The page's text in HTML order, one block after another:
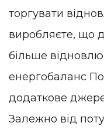
торгувати
виробляєте, що
більше
енергобаланс
додаткове
Залежно від